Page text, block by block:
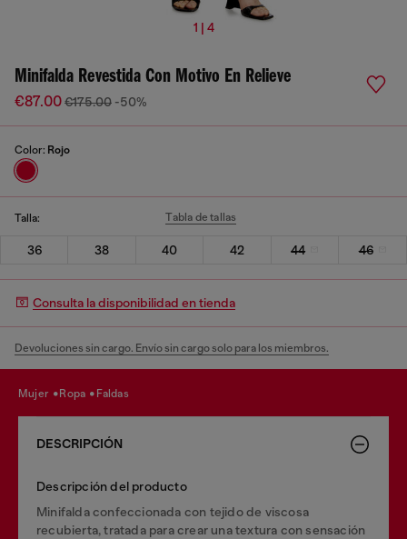
1 | 4
Minifalda Revestida Con Motivo En Relieve
€87.00€175.00 -50%
Color: Rojo
Talla: Tabla de tallas
36 38 40 42 44 46
Consulta la disponibilidad en tienda
Devoluciones sin cargo. Envío sin cargo solo para los miembros.
mujer ropa faldas
DESCRIPCIÓN
Descripción del producto
Minifalda confeccionada con tejido de viscosa
recubierta, tratada para crear una textura con sensación